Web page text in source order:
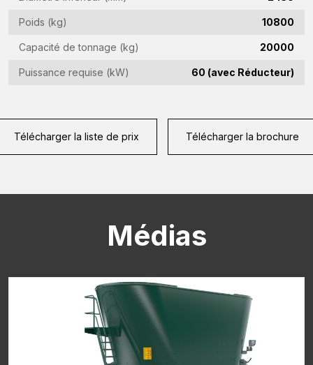
Poids (kg) 10800
Capacité de tonnage (kg) 20000
Puissance requise (kW) 60 (avec Réducteur)
Télécharger la liste de prix Télécharger la brochure
Médias
résidence
(Required)
(Required)
CAPTCHA